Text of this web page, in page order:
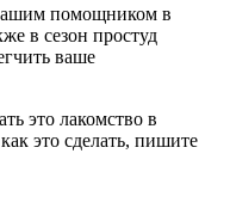
помощником в
в сезон простуд
ваше
это лакомство в
это сделать, пишите